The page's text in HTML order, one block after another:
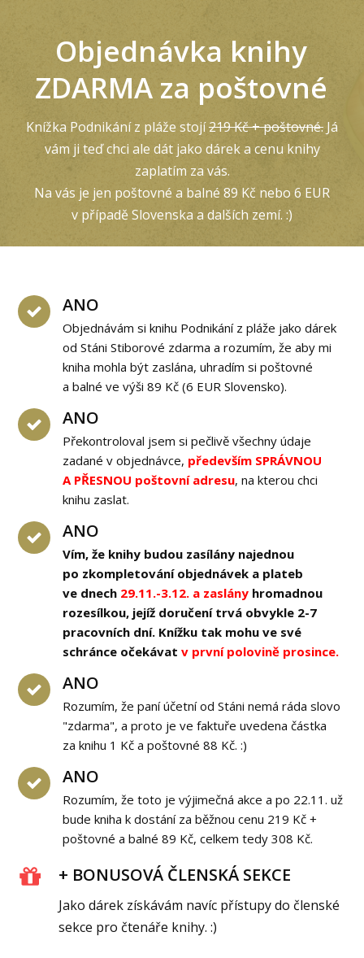
Objednávka knihy
ZDARMA za poštovné
Knížka Podnikání z pláže stojí219 Kč + poštovné. Já
vám ji teď chci ale dát jako dárek a cenu knihy
zaplatím za vás.
Na vás je jen poštovné a balné 89 Kč nebo 6 EUR
v případě Slovenska a dalších zemí. :)
ANO
Objednávám si knihu Podnikání z pláže jako dárek
od Stáni Stiborové zdarma a rozumím, že aby mi
kniha mohla být zaslána, uhradím si poštovné
a balné ve výši 89 Kč (6 EUR Slovensko).
ANO
Překontroloval jsem si pečlivě všechny údaje
zadané v objednávce, především SPRÁVNOU
A PŘESNOU poštovní adresu, na kterou chci
knihu zaslat.
ANO
Vím, že knihy budou zasílány najednou
po zkompletování objednávek a plateb
ve dnech 29.11.-3.12. a zaslány hromadnou
rozesílkou, jejíž doručení trvá obvykle 2-7
pracovních dní. Knížku tak mohu ve své
schránce očekávatv první polovině prosince.
ANO
Rozumím, že paní účetní od Stáni nemá ráda slovo
"zdarma", a proto je ve faktuře uvedena částka
za knihu 1 Kč a poštovné 88 Kč. :)
ANO
Rozumím, že toto je výjimečná akce a po 22.11. už
bude kniha k dostání za běžnou cenu 219 Kč +
poštovné a balné 89 Kč, celkem tedy 308 Kč.
+ BONUSOVÁ ČLENSKÁ SEKCE
Jako dárek získávám navíc přístupy do členské
sekce pro čtenáře knihy. :)